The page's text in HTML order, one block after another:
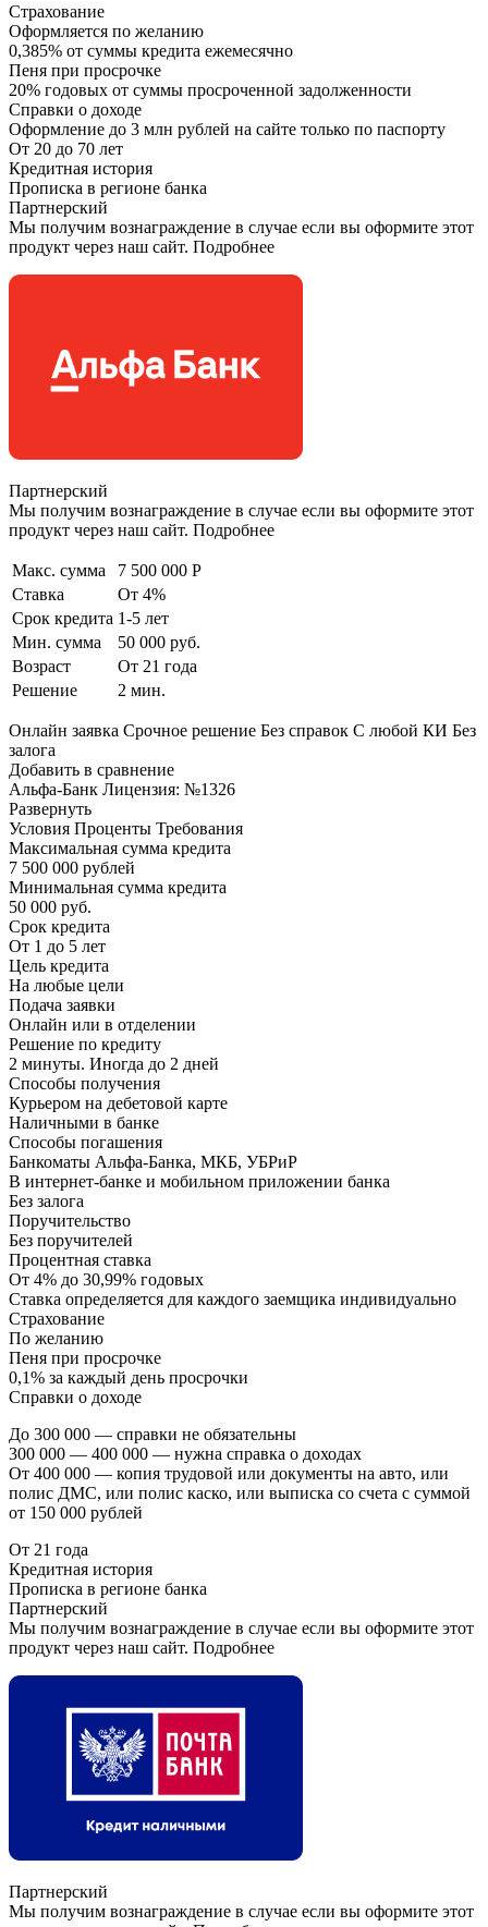
Страхование
Оформляется по желанию
0,385% от суммы кредита ежемесячно
Пеня при просрочке
20% годовых от суммы просроченной задолженности
Справки о доходе
Оформление до 3 млн рублей на сайте только по паспорту
От 20 до 70 лет
Кредитная история
Прописка в регионе банка
Партнерский
Мы получим вознаграждение в случае если вы оформите этот
продукт через наш сайт. Подробнее
Партнерский
Мы получим вознаграждение в случае если вы оформите этот
продукт через наш сайт. Подробнее
Макс. сумма
7 500 000 Р
Ставка
От 4%
Срок кредита 1-5 лет
Мин. сумма
50 000 руб.
Возраст
От 21 года
Решение
2 мин.
Онлайн заявка Срочное решение Без справок С любой КИ Без
залога
Добавить в сравнение
Альфа-Банк Лицензия: №1326
Развернуть
Условия Проценты Требования
Максимальная сумма кредита
7 500 000 рублей
Минимальная сумма кредита
50 000 руб.
Срок кредита
От 1 до 5 лет
Цель кредита
На любые цели
Подача заявки
Онлайн или в отделении
Решение по кредиту
2 минуты. Иногда до 2 дней
Способы получения
Курьером на дебетовой карте
Наличными в банке
Способы погашения
Банкоматы Альфа-Банка, МКБ, УБРиР
В интернет-банке и мобильном приложении банка
Без залога
Поручительство
Без поручителей
Процентная ставка
От 4% до 30,99% годовых
Ставка определяется для каждого заемщика индивидуально
Страхование
По желанию
Пеня при просрочке
0,1% за каждый день просрочки
Справки о доходе
До 300 000 — справки не обязательны
300 000 — 400 000 — нужна справка о доходах
От 400 000 — копия трудовой или документы на авто, или
полис ДМС, или полис каско, или выписка со счета с суммой
от 150 000 рублей
От 21 года
Кредитная история
Прописка в регионе банка
Партнерский
Мы получим вознаграждение в случае если вы оформите этот
продукт через наш сайт. Подробнее
Партнерский
Мы получим вознаграждение в случае если вы оформите этот